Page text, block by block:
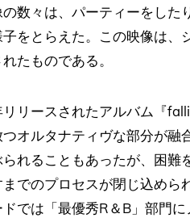
数々は、パーティーをした
子をとらえた。この映像は
たものである。
リリースされたアルバム『
つオルタナティヴな部分が融
られることもあったが、困難
までのプロセスが閉じ込めら
ドでは「最優秀R＆B」部門に